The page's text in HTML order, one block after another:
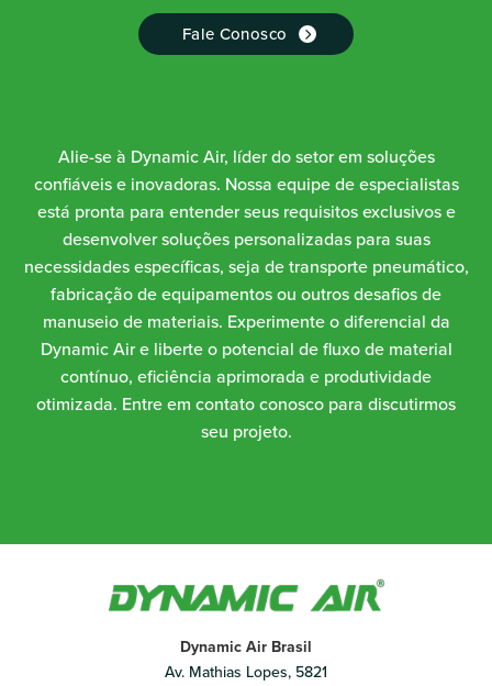
Fale Conosco
Alie-se à Dynamic Air, líder do setor em soluções
confiáveis e inovadoras. Nossa equipe de especialistas
está pronta para entender seus requisitos exclusivos e
desenvolver soluções personalizadas para suas
necessidades específicas, seja de transporte pneumático,
fabricação de equipamentos ou outros desafios de
manuseio de materiais. Experimente o diferencial da
Dynamic Air e liberte o potencial de fluxo de material
contínuo, eficiência aprimorada e produtividade
otimizada. Entre em contato conosco para discutirmos
seu projeto.
Dynamic Air Brasil
Av. Mathias Lopes, 5821